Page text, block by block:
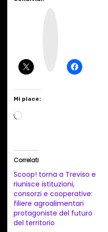
Mi piace:
C
a
m
e
n
Correlati
Scoop! torna a Treviso e
riunisce istituzioni,
consorzi e cooperative:
filiere agroalimentari
protagoniste del futuro
del territorio